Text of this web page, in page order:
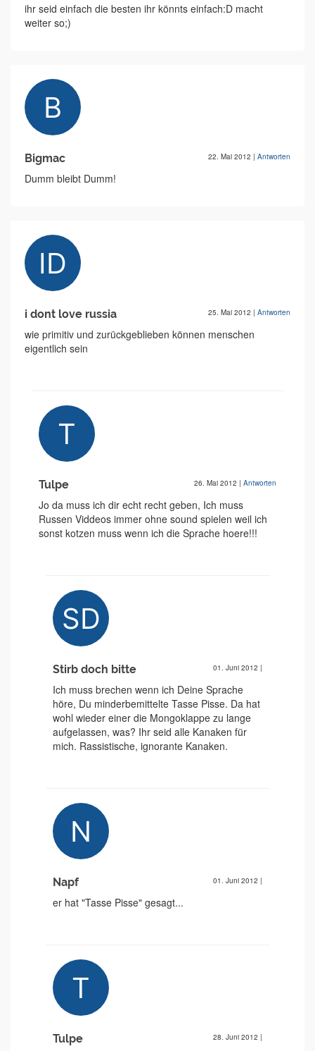
ihr seid einfach die besten ihr könnts einfach:D macht
weiter so;)
Bigmac 22. Mai 2012 | Antworten
Dumm bleibt Dumm!
i dont love russia 25. Mai 2012 | Antworten
wie primitiv und zurückgeblieben können menschen
eigentlich sein
Tulpe 26. Mai 2012 | Antworten
Jo da muss ich dir echt recht geben, Ich muss
Russen Viddeos immer ohne sound spielen weil ich
sonst kotzen muss wenn ich die Sprache hoere!!!
Stirb doch bitte 01. Juni 2012 |
Ich muss brechen wenn ich Deine Sprache
höre, Du minderbemittelte Tasse Pisse. Da hat
wohl wieder einer die Mongoklappe zu lange
aufgelassen, was? Ihr seid alle Kanaken für
mich. Rassistische, ignorante Kanaken.
Napf 01. Juni 2012 |
er hat "Tasse Pisse" gesagt...
Tulpe 28. Juni 2012 |